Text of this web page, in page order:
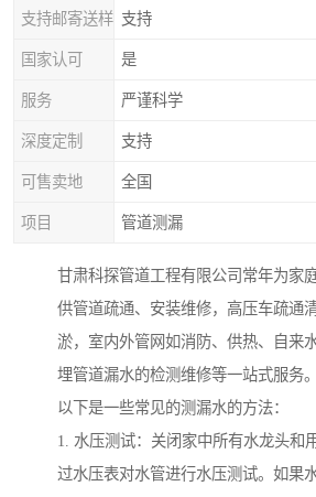
支持邮寄送样 支持
国家认可 是
服务 严谨科学
深度定制 支持
可售卖地 全国
项目 管道测漏
甘肃科探管道工程有限公司常年为家
供管道疏通、安装维修，高压车疏通
淤，室内外管网如消防、供热、自来
埋管道漏水的检测维修等一站式服务。
以下是一些常见的测漏水的方法：
1. 水压测试：关闭家中所有水龙头和
过水压表对水管进行水压测试。如果